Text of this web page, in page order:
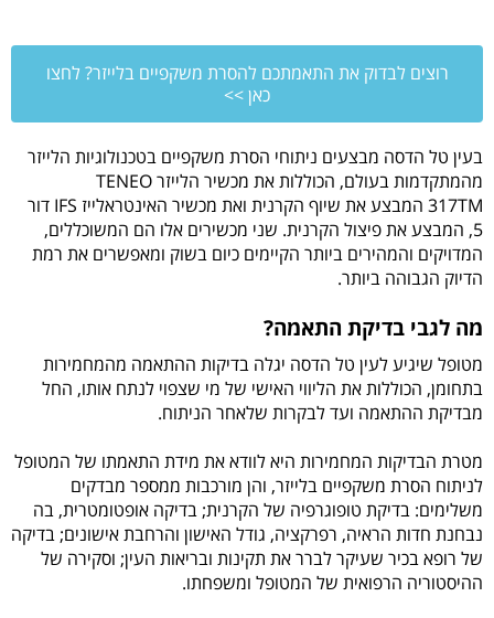
רוצים לבדוק את התאמתכם להסרת משקפיים בלייזר? לחצו
כאן >>
בעין טל הדסה מבצעים ניתוחי הסרת משקפיים בטכנולוגיות הלייזר
מהמתקדמות בעולם, הכוללות את מכשיר הלייזר TENEO
317TM המבצע את שיוף הקרנית ואת מכשיר האינטראלייז IFS דור
5, המבצע את פיצול הקרנית. שני מכשירים אלו הם המשוכללים,
המדויקים והמהירים ביותר הקיימים כיום בשוק ומאפשרים את רמת
הדיוק הגבוהה ביותר.
מה לגבי בדיקת התאמה?
מטופל שיגיע לעין טל הדסה יגלה בדיקות ההתאמה מהמחמירות
בתחומן, הכוללות את הליווי האישי של מי שצפוי לנתח אותו, החל
מבדיקת ההתאמה ועד לבקרות שלאחר הניתוח.
מטרת הבדיקות המחמירות היא לוודא את מידת התאמתו של המטופל
לניתוח הסרת משקפיים בלייזר, והן מורכבות ממספר מבדקים
משלימים: בדיקת טופוגרפיה של הקרנית; בדיקה אופטומטרית, בה
נבחנת חדות הראיה, רפרקציה, גודל האישון והרחבת אישונים; בדיקה
של רופא בכיר שעיקר לברר את תקינות ובריאות העין; וסקירה של
ההיסטוריה הרפואית של המטופל ומשפחתו.